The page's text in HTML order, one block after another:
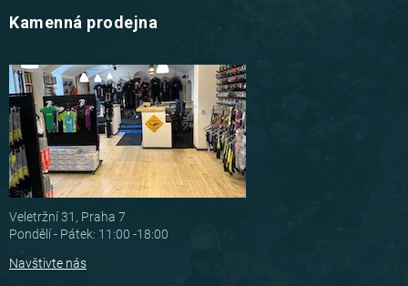
Kamenná prodejna
Veletržní 31, Praha 7
Pondělí - Pátek: 11:00 -18:00
Navštivte nás